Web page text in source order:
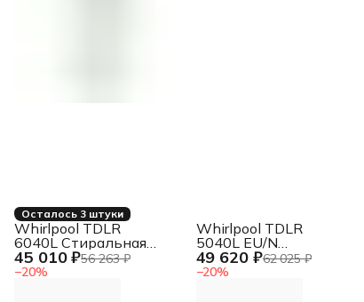
Осталось 3 штуки
45 010 ₽56 263 ₽
−20%
Whirlpool TDLR
6040L Стиральная
машина EU/N белый,
загрузка
49 620 ₽62 025 ₽
−20%
Whirlpool TDLR
5040L EU/N
Стиральная машина